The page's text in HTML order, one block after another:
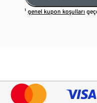
¹genel kupon koşulları